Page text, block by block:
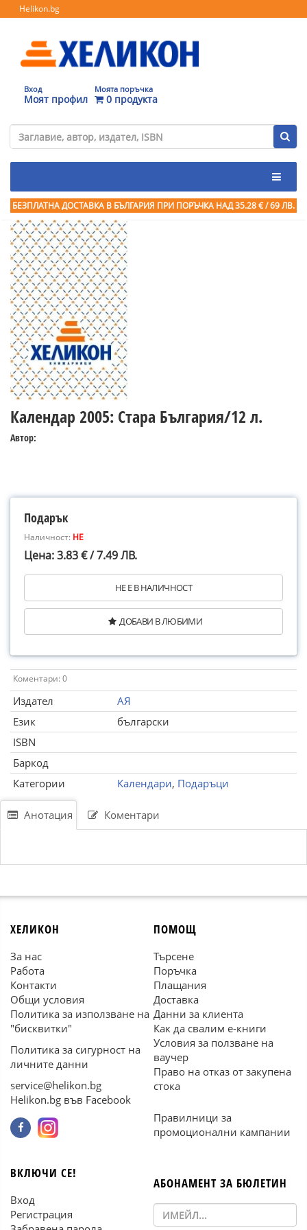
Helikon.bg
Вход
Моят профил
Моята поръчка
0 продукта
БЕЗПЛАТНА ДОСТАВКА В БЪЛГАРИЯ ПРИ ПОРЪЧКА НАД 35.28 € / 69 ЛВ.
Календар 2005: Стара България/12 л.
Автор:
Подарък
Наличност: НЕ
Цена: 3.83 € / 7.49 ЛВ.
НЕ Е В НАЛИЧНОСТ
ДОБАВИ В ЛЮБИМИ
Коментари: 0
Издател
АЯ
Език
български
ISBN
Баркод
Категории
Календари, Подаръци
Анотация Коментари
ХЕЛИКОН
За нас
Работа
Контакти
Общи условия
Политика за използване на
"бисквитки"
Политика за сигурност на
личните данни
service@helikon.bg
Helikon.bg във Facebook
ПОМОЩ
Търсене
Поръчка
Плащания
Доставка
Данни за клиента
Как да свалим е-книги
Условия за ползване на
ваучер
Право на отказ от закупена
стока
Правилници за
промоционални кампании
ВКЛЮЧИ СЕ!
Вход
Регистрация
АБОНАМЕНТ ЗА БЮЛЕТИН